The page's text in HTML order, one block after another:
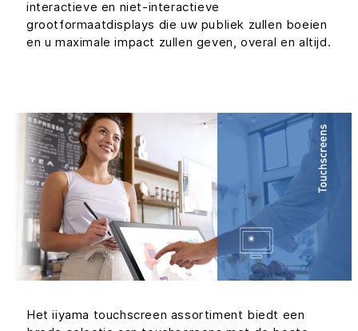
interactieve en niet-interactieve
grootformaatdisplays die uw publiek zullen boeien
en u maximale impact zullen geven, overal en altijd.
Het iiyama touchscreen assortiment biedt een